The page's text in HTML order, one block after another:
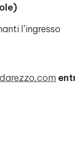
l’ingresso